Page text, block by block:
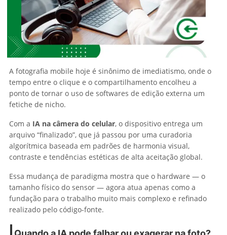
A fotografia mobile hoje é sinônimo de imediatismo, onde o
tempo entre o clique e o compartilhamento encolheu a
ponto de tornar o uso de softwares de edição externa um
fetiche de nicho.
Com a IA na câmera do celular, o dispositivo entrega um
arquivo “finalizado”, que já passou por uma curadoria
algorítmica baseada em padrões de harmonia visual,
contraste e tendências estéticas de alta aceitação global.
Essa mudança de paradigma mostra que o hardware — o
tamanho físico do sensor — agora atua apenas como a
fundação para o trabalho muito mais complexo e refinado
realizado pelo código-fonte.